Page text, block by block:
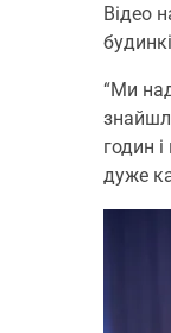
Відео
“Ми
годин
дуже